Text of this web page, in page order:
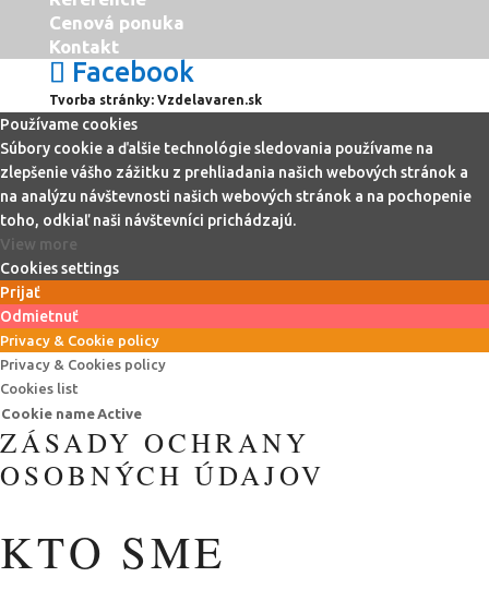
Cenová ponuka
Kontakt
Facebook
Tvorba stránky: Vzdelavaren.sk
Používame cookies
Súbory cookie a ďalšie technológie sledovania používame na
zlepšenie vášho zážitku z prehliadania našich webových stránok a
na analýzu návštevnosti našich webových stránok a na pochopenie
toho, odkiaľ naši návštevníci prichádzajú.
View more
Cookies settings
Prijať
Odmietnuť
Privacy & Cookie policy
Privacy & Cookies policy
Cookies list
Cookie nameActive
ZÁSADY OCHRANY
OSOBNÝCH ÚDAJOV
KTO SME